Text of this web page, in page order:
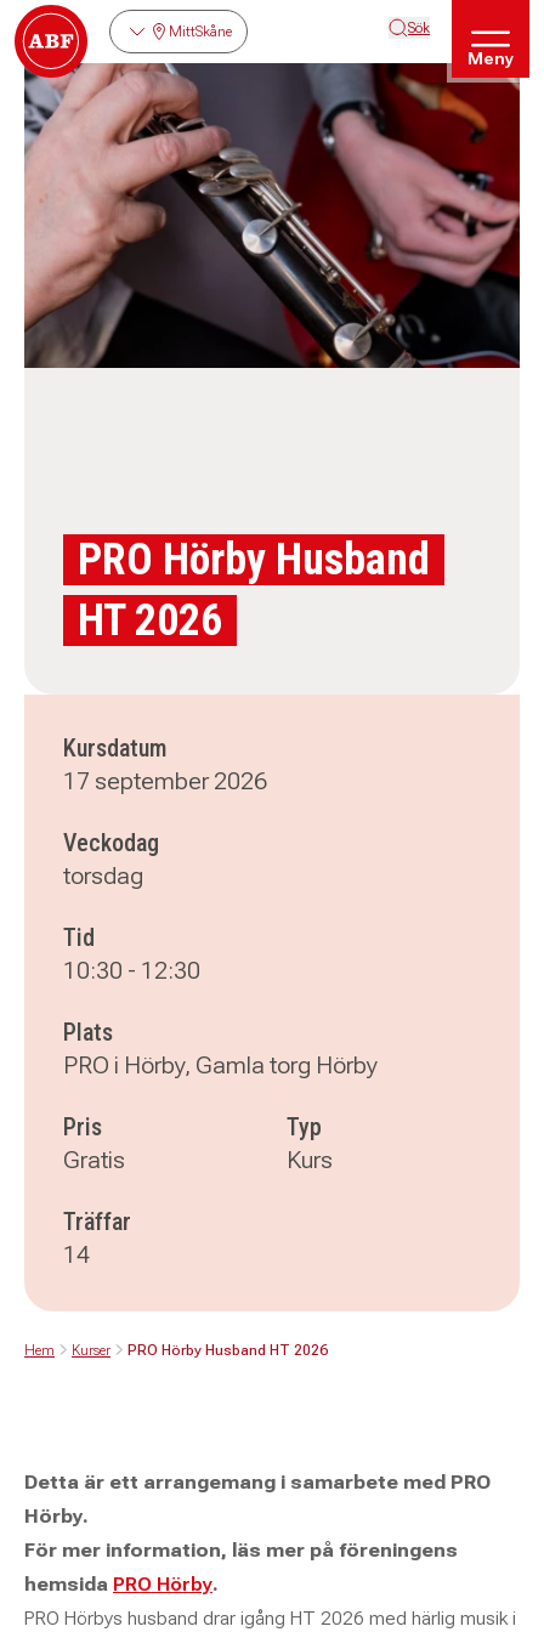
MittSkåne Sök
Meny
PRO Hörby Husband
HT 2026
Kursdatum
17 september 2026
Veckodag
torsdag
Tid
10:30 - 12:30
Plats
PRO i Hörby, Gamla torg Hörby
Pris
Gratis
Typ
Kurs
Träffar
14
Hem Kurser PRO Hörby Husband HT 2026
Detta är ett arrangemang i samarbete med PRO
Hörby.
För mer information, läs mer på föreningens
hemsida PRO Hörby.
PRO Hörbys husband drar igång HT 2026 med härlig musik i